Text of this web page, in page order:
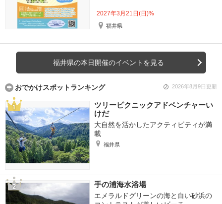
2027年3月21日(日)%
福井県
福井県の本日開催のイベントを見る
おでかけスポットランキング 2026年8月9日更新
ツリーピクニックアドベンチャーい
けだ
大自然を活かしたアクティビティが満
載
福井県
手の浦海水浴場
エメラルドグリーンの海と白い砂浜の